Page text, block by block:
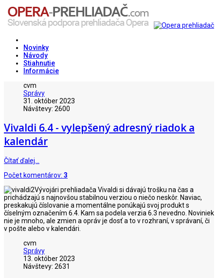
Novinky
Návody
Stiahnutie
Informácie
cvm
Správy
31. október 2023
Návštevy: 2600
Vivaldi 6.4 - vylepšený adresný riadok a
kalendár
Čítať ďalej…
Počet komentárov: 3
Vývojári prehliadača Vivaldi si dávajú trošku na čas a
prichádzajú s najnovšou stabilnou verziou o niečo neskôr. Naviac,
preskakujú číslovanie a momentálne ponúkajú svoj produkt s
číselným označením 6.4. Kam sa podela verzia 6.3 nevedno. Noviniek
nie je mnoho, ale zmien a opráv je dosť a to v rozhraní, v správaní, či
v pošte alebo v kalendári.
cvm
Správy
13. október 2023
Návštevy: 2631